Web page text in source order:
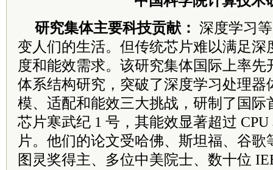
研究集体主要科技贡献： 深度学习
变 人们的生活。但传统芯片难以满足
度和能效需求。该研究集体国际上率先
体系结构研究，突破了深度学习处理器
模、 适配和能效三大挑战，研制了国际
芯片寒武纪 1 号，其能效显著超过
片。他们的论文受哈佛、斯坦福、谷歌
图灵奖得主、多位中美院士、数十位